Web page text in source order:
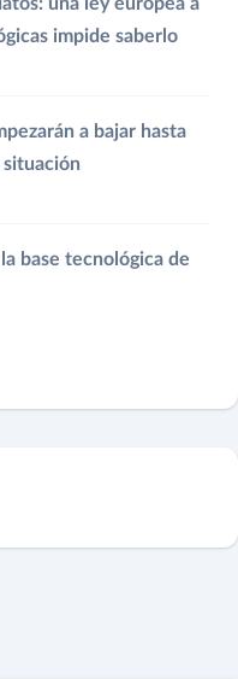
una ley europea a
impide saberlo
a bajar hasta
base tecnológica de